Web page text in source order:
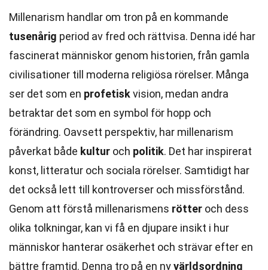
Millenarism handlar om tron på en kommande
tusenårig period av fred och rättvisa. Denna idé har
fascinerat människor genom historien, från gamla
civilisationer till moderna religiösa rörelser. Många
ser det som en profetiskvision, medan andra
betraktar det som en symbol för hopp och
förändring. Oavsett perspektiv, har millenarism
påverkat både kultur och politik. Det har inspirerat
konst, litteratur och sociala rörelser. Samtidigt har
det också lett till kontroverser och missförstånd.
Genom att förstå millenarismens rötter och dess
olika tolkningar, kan vi få en djupare insikt i hur
människor hanterar osäkerhet och strävar efter en
bättre framtid. Denna tro på en nyvärldsordning